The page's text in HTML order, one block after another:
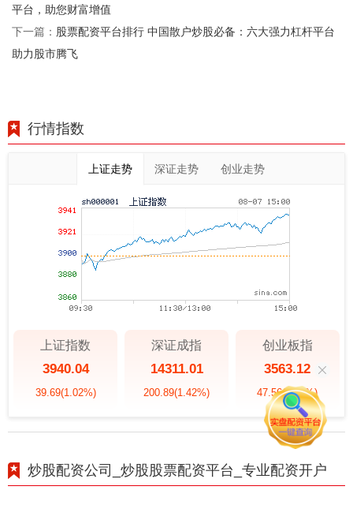
平台，助您财富增值
下一篇： 股票配资平台排行 中国散户炒股必备：六大强力杠杆平台
助力股市腾飞
行情指数
上证走势 深证走势 创业走势
上证指数
3940.04
39.69(1.02%)
深证成指
14311.01
200.89(1.42%)
创业板指
3563.12
47.56(1.35%)
炒股配资公司_炒股股票配资平台_专业配资开户